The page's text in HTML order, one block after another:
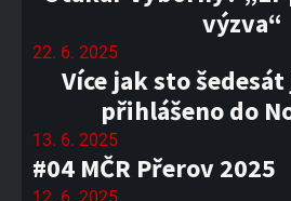
výzva“
22. 6. 2025
Více jak sto
přihlášeno do
13. 6. 2025
#04 MČR Přerov 2025
12. 6. 2025